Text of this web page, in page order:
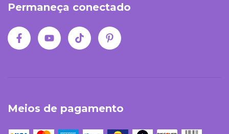
Permaneça conectado
Meios de pagamento